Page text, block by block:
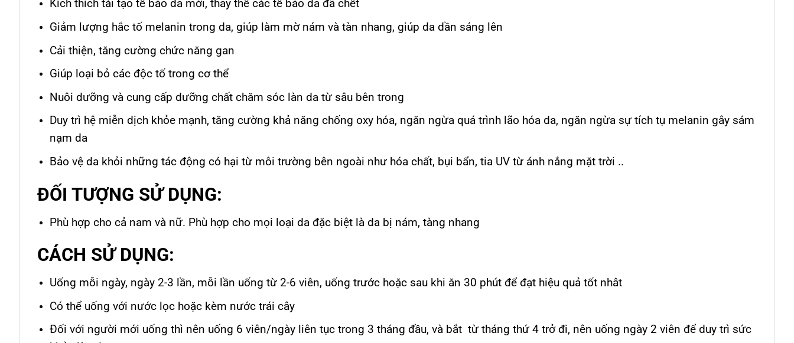
Kích thích tái tạo tế bào da mới, thay thế các tế bào da đã chết
Giảm lượng hắc tố melanin trong da, giúp làm mờ nám và tàn nhang, giúp da dần sáng lên
Cải thiện, tăng cường chức năng gan
Giúp loại bỏ các độc tố trong cơ thể
Nuôi dưỡng và cung cấp dưỡng chất chăm sóc làn da từ sâu bên trong
Duy trì hệ miễn dịch khỏe mạnh, tăng cường khả năng chống oxy hóa, ngăn ngừa quá trình lão hóa da, ngăn ngừa sự tích tụ melanin gây sám
nạm da
Bảo vệ da khỏi những tác động có hại từ môi trường bên ngoài như hóa chất, bụi bẩn, tia UV từ ánh nắng mặt trời ..
ĐỐI TƯỢNG SỬ DỤNG:
Phù hợp cho cả nam và nữ. Phù hợp cho mọi loại da đặc biệt là da bị nám, tàng nhang
CÁCH SỬ DỤNG:
Uống mỗi ngày, ngày 2-3 lần, mỗi lần uống từ 2-6 viên, uống trước hoặc sau khi ăn 30 phút để đạt hiệu quả tốt nhât
Có thể uống với nước lọc hoặc kèm nước trái cây
Đối với người mới uống thì nên uống 6 viên/ngày liên tục trong 3 tháng đầu, và bắt từ tháng thứ 4 trở đi, nên uống ngày 2 viên để duy trì sức